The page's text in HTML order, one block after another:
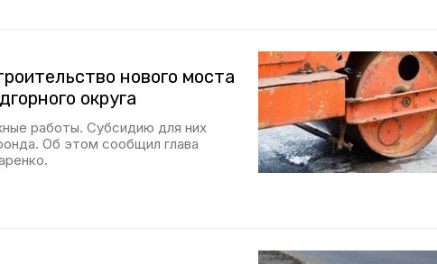
нового моста
округа
работы. Субсидию для них
Об этом сообщил глава